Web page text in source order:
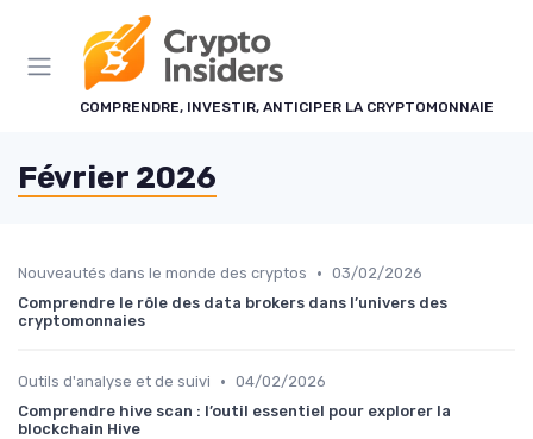
COMPRENDRE, INVESTIR, ANTICIPER LA CRYPTOMONNAIE
Février 2026
Nouveautés dans le monde des cryptos • 03/02/2026
Comprendre le rôle des data brokers dans l’univers des
cryptomonnaies
Outils d'analyse et de suivi • 04/02/2026
Comprendre hive scan : l’outil essentiel pour explorer la
blockchain Hive
Panneau de gestion des cookies